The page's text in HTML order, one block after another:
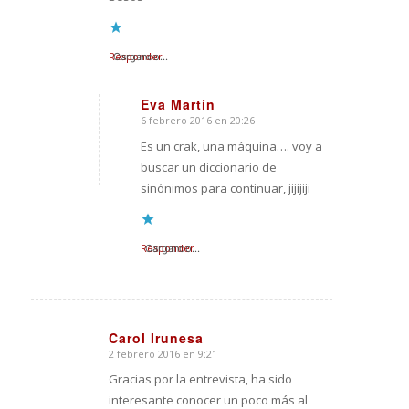
Cargando...
Responder
Eva Martín
Dice:
6 febrero 2016 en 20:26
Es un crak, una máquina…. voy a
buscar un diccionario de
sinónimos para continuar, jijijiji
Cargando...
Responder
Carol Irunesa
Dice:
2 febrero 2016 en 9:21
Gracias por la entrevista, ha sido
interesante conocer un poco más al